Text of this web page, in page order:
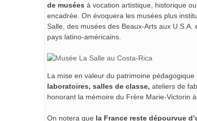
de musées à vocation artistique, historique
encadrée. On évoquera les musées plus
Salle, des musées des Beaux-Arts aux
pays latino-américains.
La mise en valeur du patrimoine
laboratoires, salles de classe, ateliers de
honorant la mémoire du Frère Marie-Victorin
On notera que la France reste dépourvue